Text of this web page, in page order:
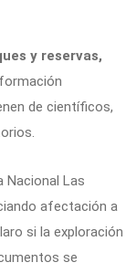
y reservas,
de científicos,
Nacional Las
afectación a
si la exploración
se